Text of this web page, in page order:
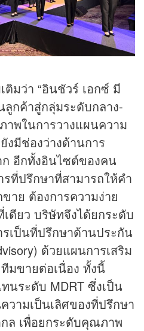
มว่า “อินชัวร์ เอกซ์ มี
กค้าสู่กลุ่มระดับกลาง-
พในการวางแผนความ
งมีช่องว่างด้านการ
ก อีกทั้งอินไซต์ของคน
ที่ปรึกษาที่สามารถให้คำ
าย ต้องการความง่าย
ดียว บริษัทจึงได้ยกระดับ
เป็นที่ปรึกษาด้านประกัน
ด้วยแผนการเสริม
มขายต่อเนื่อง ทั้งนี้
ระดับ MDRT ซึ่งเป็น
วามเป็นเลิศของที่ปรึกษา
ล เพื่อยกระดับคุณภาพ